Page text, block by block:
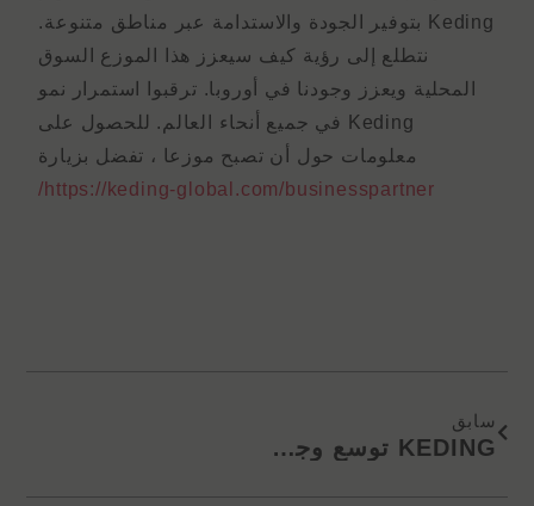
Keding بتوفير الجودة والاستدامة عبر مناطق متنوعة.
نتطلع إلى رؤية كيف سيعزز هذا الموزع السوق
المحلية ويعزز وجودنا في أوروبا. ترقبوا استمرار نمو
Keding في جميع أنحاء العالم. للحصول على
معلومات حول أن تصبح موزعا ، تفضل بزيارة
https://keding-global.com/businesspartner/
سابق
KEDING توسع وجودها في إندونيسيا باتفاقية شراكة